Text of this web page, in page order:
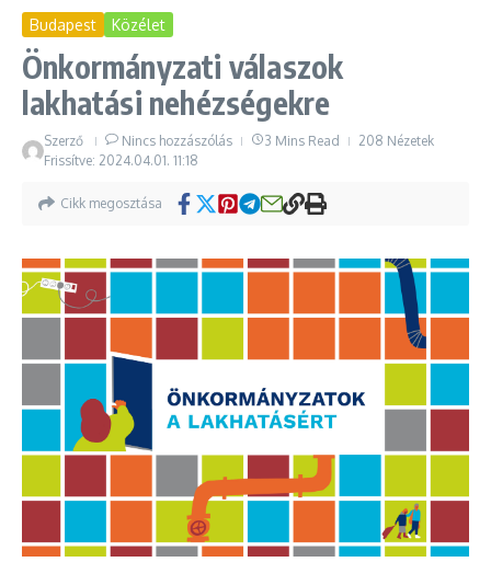
Budapest Közélet
Önkormányzati válaszok
lakhatási nehézségekre
Szerző Nincs hozzászólás 3 Mins Read
208 Nézetek
Frissítve: 2024.04.01. 11:18
Cikk megosztása